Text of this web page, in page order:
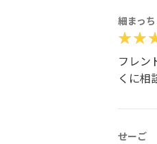
細まっち
フレン
くに相
せーご